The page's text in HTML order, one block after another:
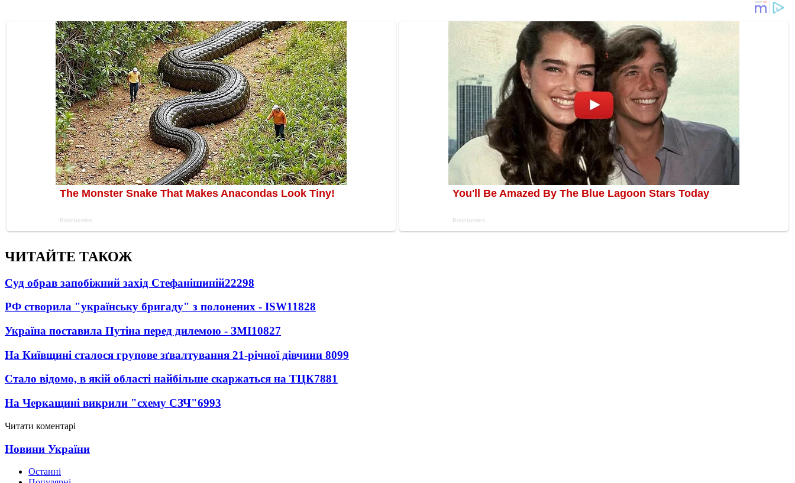
ЧИТАЙТЕ ТАКОЖ
Суд обрав запобіжний захід Стефанішиній22298
РФ створила "українську бригаду" з полонених - ISW11828
Україна поставила Путіна перед дилемою - ЗМІ10827
На Київщині сталося групове зґвалтування 21-річної дівчини 8099
Стало відомо, в якій області найбільше скаржаться на ТЦК7881
На Черкащині викрили "схему СЗЧ"6993
Читати коментарі
Новини України
Останні